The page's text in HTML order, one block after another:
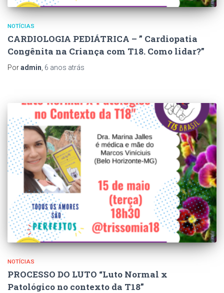
NOTÍCIAS
CARDIOLOGIA PEDIÁTRICA – ” Cardiopatia
Congênita na Criança com T18. Como lidar?”
Poradmin, 6 anos atrás
NOTÍCIAS
PROCESSO DO LUTO “Luto Normal x
Patológico no contexto da T18”